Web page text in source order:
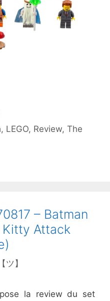
, LEGO, Review,The
– Batman
Kitty Attack
ツ】
la review du set